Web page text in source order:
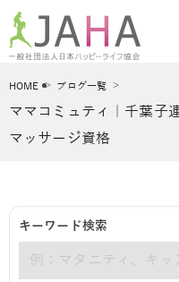
HOME ブログ一覧
ママコミュティ｜千葉子
マッサージ資格
キーワード検索